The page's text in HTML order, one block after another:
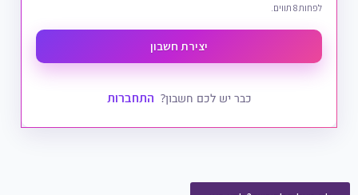
לפחות 8 תווים.
יצירת חשבון
כבר יש לכם חשבון? התחברות